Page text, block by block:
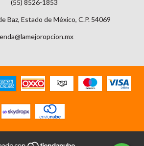
(55) 8526-1853
Baz, Estado de México, C.P. 54069